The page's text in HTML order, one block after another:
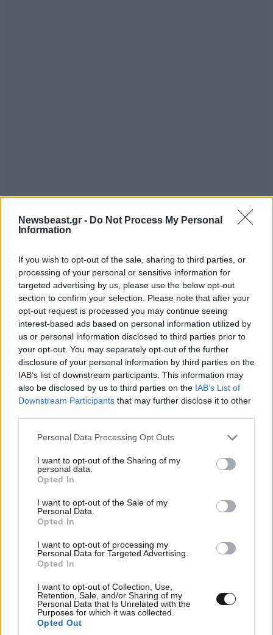
Newsbeast.gr - Do Not Process My Personal
Information
If you wish to opt-out of the sale, sharing to third parties, or
processing of your personal or sensitive information for
targeted advertising by us, please use the below opt-out
section to confirm your selection. Please note that after your
opt-out request is processed you may continue seeing
interest-based ads based on personal information utilized by
us or personal information disclosed to third parties prior to
your opt-out. You may separately opt-out of the further
disclosure of your personal information by third parties on the
IAB’s list of downstream participants. This information may
also be disclosed by us to third parties on the IAB’s List of
Downstream Participants that may further disclose it to other
Please note that this website/app uses one or more Google
not limited to your visit or usage behaviour. You may click to
grant or deny consent to Google and its third-party tags to
use your data for below specified purposes in below Google
consent section.
Personal Data Processing Opt Outs
I want to opt-out of the Sharing of my
personal data.
Opted In
I want to opt-out of the Sale of my
Personal Data.
Opted In
I want to opt-out of processing my
Personal Data for Targeted Advertising.
Opted In
I want to opt-out of Collection, Use,
Retention, Sale, and/or Sharing of my
Personal Data that Is Unrelated with the
Purposes for which it was collected.
Opted Out
10. Επίδομα Κοινωνικής
Αλληλεγγύης Ανασφάλιστων
Υπερήλικων
Μηνιαίο επίδομα για την οικονομική ενίσχυση των
ανασφάλιστων υπερήλικων.
Ποιοι το δικαιούνται:Υπερήλικες από 67 ετών και
άνω, χωρίς άλλη σύνταξη ή επίδομα, που πληρούν
εισοδηματικά κριτήρια.
Ποσά:360 ευρώ τον μήνα.
Πληροφορίες
Ανασφάλιστων Υπερήλικων
Παρέχει στήριξη για έξοδα στέγασης σε
ανασφάλιστους υπερήλικες.
Ποιοι το δικαιούνται:
Ανασφάλιστοι υπερήλικες με
βοήθεια για το ενοίκιο.
Ποσά:Το ποσό εξαρτάται από τις ανάγκες του
Πληροφορίες.
12. Επίδομα Κοινωνικής